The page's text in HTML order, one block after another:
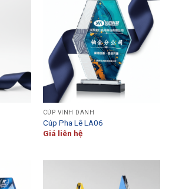
CÚP VINH DANH
Cúp Pha Lê LA06
Giá liên hệ